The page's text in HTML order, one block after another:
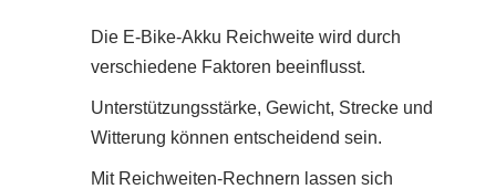
Die E-Bike-Akku Reichweite wird durch
verschiedene Faktoren beeinflusst.
Unterstützungsstärke, Gewicht, Strecke und
Witterung können entscheidend sein.
Mit Reichweiten-Rechnern lassen sich